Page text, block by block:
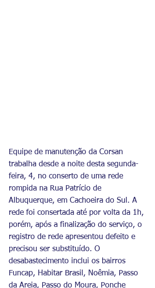
Equipe de manutenção da Corsan
trabalha desde a noite desta segunda-
feira, 4, no conserto de uma rede
rompida na Rua Patrício de
Albuquerque, em Cachoeira do Sul. A
rede foi consertada até por volta da 1h,
porém, após a finalização do serviço, o
registro de rede apresentou defeito e
precisou ser substituído. O
desabastecimento inclui os bairros
Funcap, Habitar Brasil, Noêmia, Passo
da Areia, Passo do Moura, Ponche